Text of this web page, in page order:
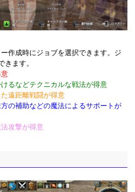
作成時にジョブを選択できます。ジ
ます。
るなどテクニカルな戦法が得意
遠距離戦闘が得意
の補助などの魔法によるサポートが
攻撃が得意